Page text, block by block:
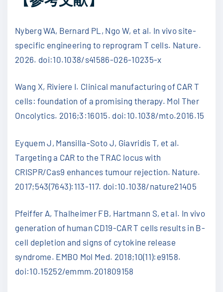
Nyberg WA, Bernard PL, Ngo W, et al. In vivo site-
specific engineering to reprogram T cells. Nature.
2026. doi:10.1038/s41586-026-10235-x
Wang X, Riviere I. Clinical manufacturing of CAR T
cells: foundation of a promising therapy. Mol Ther
Oncolytics. 2016;3:16015. doi:10.1038/mto.2016.15
Eyquem J, Mansilla-Soto J, Giavridis T, et al.
Targeting a CAR to the TRAC locus with
CRISPR/Cas9 enhances tumour rejection. Nature.
2017;543(7643):113-117. doi:10.1038/nature21405
Pfeiffer A, Thalheimer FB, Hartmann S, et al. In vivo
generation of human CD19-CAR T cells results in B-
cell depletion and signs of cytokine release
syndrome. EMBO Mol Med. 2018;10(11):e9158.
doi:10.15252/emmm.201809158